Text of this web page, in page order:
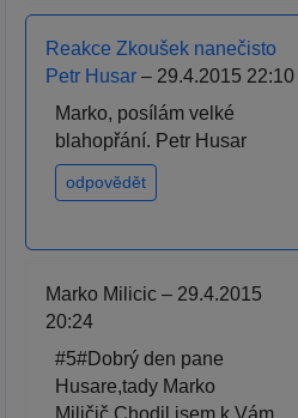
Reakce Zkoušek nanečisto
Petr Husar – 29.4.2015 22:10
Marko, posílám velké
blahopřání. Petr Husar
odpovědět
Marko Milicic – 29.4.2015
20:24
#5#Dobrý den pane
Husare,tady Marko
Miličič.Chodil jsem k Vám